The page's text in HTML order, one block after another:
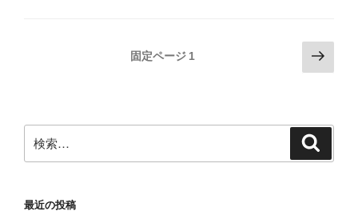
ゲ
ー
ョ
固定ページ 1
次
の
ジ
索:
最近の投稿